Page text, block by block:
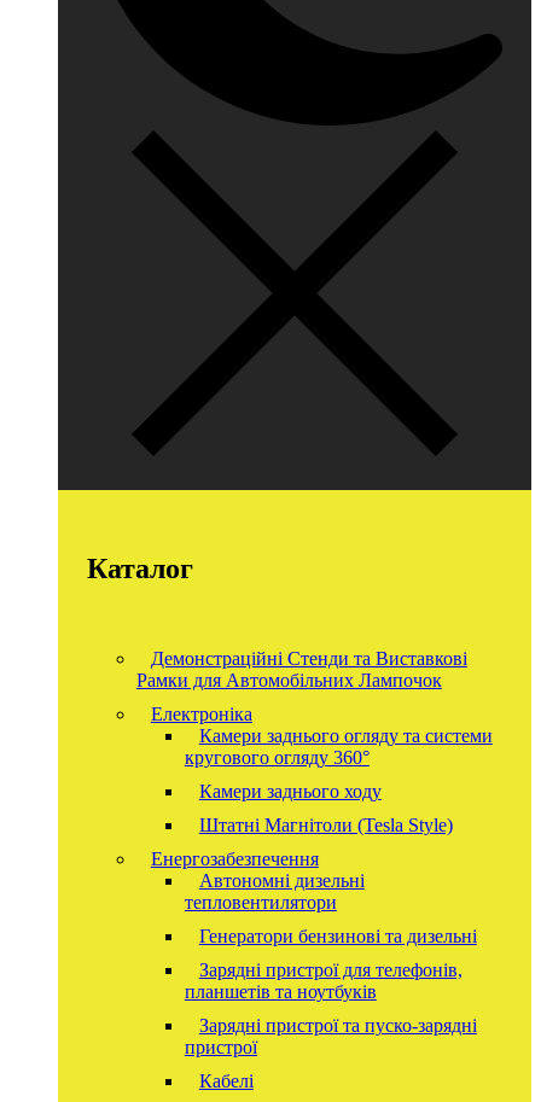
Каталог
Демонстраційні Стенди та Виставкові
Рамки для Автомобільних Лампочок
Електроніка
Камери заднього огляду та системи
кругового огляду 360°
Камери заднього ходу
Штатні Магнітоли (Tesla Style)
Енергозабезпечення
Автономні дизельні
тепловентилятори
Генератори бензинові та дизельні
Зарядні пристрої для телефонів,
планшетів та ноутбуків
Зарядні пристрої та пуско-зарядні
пристрої
Кабелі